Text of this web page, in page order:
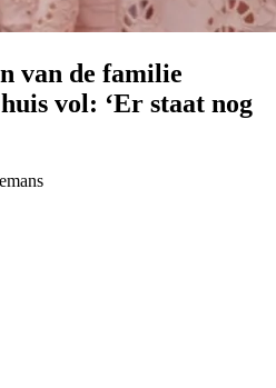
van de familie
vol: ‘Er staat nog